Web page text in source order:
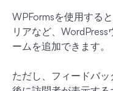
WPFormsを使用する
リアなど、
ームを追加できます。
ただし、フィードバッ